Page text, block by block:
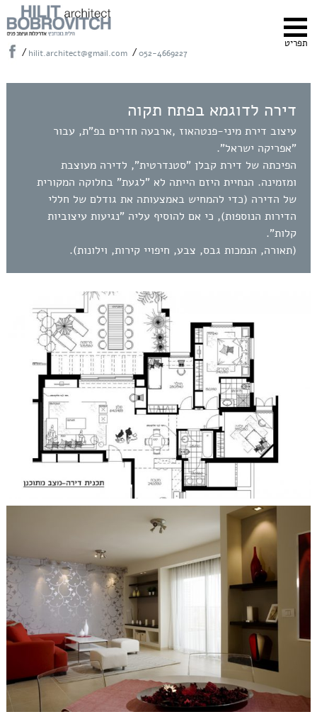
052-4669227
/
hilit.architect@gmail.com
/
דירה לדוגמא בפתח תקוה
הפיכתה של דירת קבלן "סטנדרטית", לדירה מעוצבת
ומזמינה. הנחיית היזם הייתה לא "לגעת" בחלוקה המקורית
הדירות הנוספות), כי אם להוסיף עליה "נגיעות עיצוביות
(תאורה, הנמכות גבס, צבע, חיפויי קירות, וילונות).
תפריט